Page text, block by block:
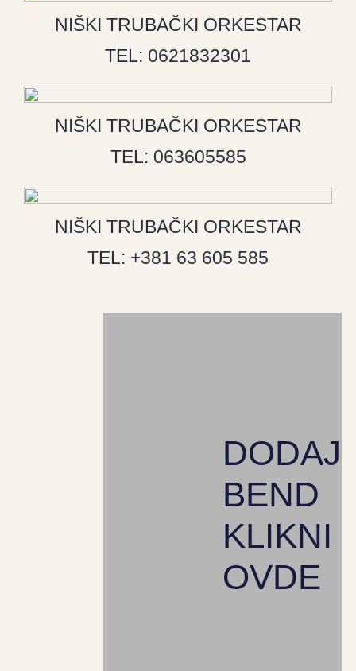
NIŠKI TRUBAČKI ORKESTAR
TEL: 0621832301
NIŠKI TRUBAČKI ORKESTAR
TEL: 063605585
NIŠKI TRUBAČKI ORKESTAR
TEL: +381 63 605 585
DODAJ
BEND
KLIKNI
OVDE